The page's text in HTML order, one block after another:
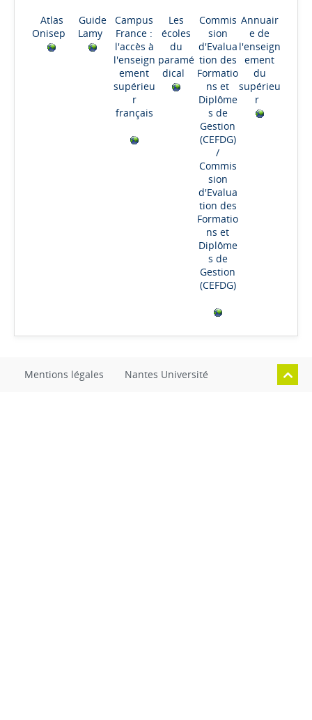
Atlas
Onisep
Guide
Lamy
Campus
France :
l'accès à
l'enseign
ement
supérieu
r
français
Les
écoles
du
paramé
dical
Commis
sion
d'Evalua
tion des
Formatio
ns et
Diplôme
s de
Gestion
(CEFDG)
/
Commis
sion
d'Evalua
tion des
Formatio
ns et
Diplôme
s de
Gestion
(CEFDG)
Annuair
e de
l'enseign
ement
du
supérieu
r
Mentions légales Nantes Université